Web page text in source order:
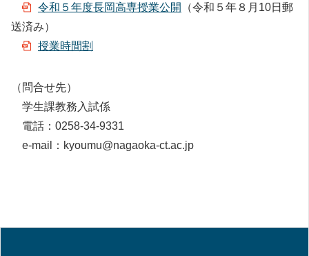
令和５年度長岡高専授業公開
（令和５年８月10日郵
送済み）
授業時間割
（問合せ先）
学生課教務入試係
電話：0258-34-9331
e-mail：kyoumu@nagaoka-ct.ac.jp